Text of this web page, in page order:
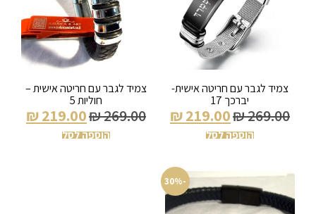
צמיד לגבר עם חריטה אישית-
יברכך 17
₪269.00
₪219.00
הוספה לסל
צמיד לגבר עם חריטה אישית –
חוליות 5
₪269.00
₪219.00
הוספה לסל
-30%